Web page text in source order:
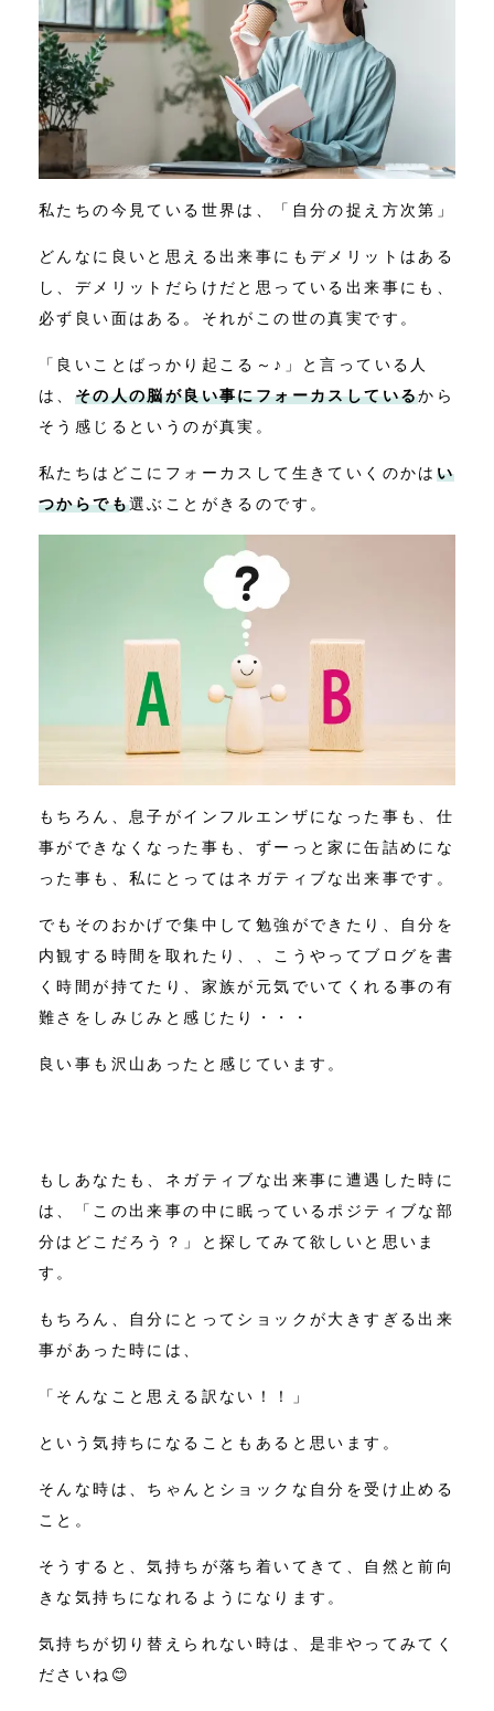
私たちの今見ている世界は、「自分の捉え方次第」
どんなに良いと思える出来事にもデメリットはある
し、デメリットだらけだと思っている出来事にも、
必ず良い面はある。それがこの世の真実です。
「良いことばっかり起こる～♪」と言っている人
は、 その人の脳が良い事にフォーカスしているから
そう感じるというのが真実。
私たちはどこにフォーカスして生きていくのかは い
つからでも選ぶことがきるのです。
もちろん、息子がインフルエンザになった事も、仕
事ができなくなった事も、ずーっと家に缶詰めにな
った事も、私にとってはネガティブな出来事です。
でもそのおかげで集中して勉強ができたり、自分を
内観する時間を取れたり、、こうやってブログを書
く時間が持てたり、家族が元気でいてくれる事の有
難さをしみじみと感じたり・・・
良い事も沢山あったと感じています。
もしあなたも、ネガティブな出来事に遭遇した時に
は、「この出来事の中に眠っているポジティブな部
分はどこだろう？」と探してみて欲しいと思いま
す。
もちろん、自分にとってショックが大きすぎる出来
事があった時には、
「そんなこと思える訳ない！！」
という気持ちになることもあると思います。
そんな時は、ちゃんとショックな自分を受け止める
こと。
そうすると、気持ちが落ち着いてきて、自然と前向
きな気持ちになれるようになります。
気持ちが切り替えられない時は、是非やってみてく
ださいね😊